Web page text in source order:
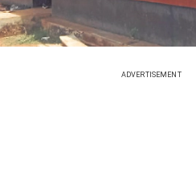
ADVERTISEMENT